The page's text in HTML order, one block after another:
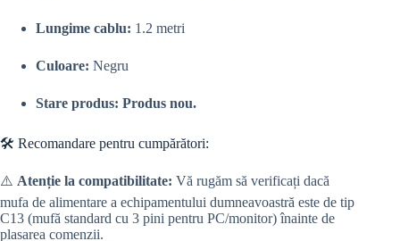
Lungime cablu: 1.2 metri
Culoare: Negru
Stare produs: Produs nou.
🛠️ Recomandare pentru cumpărători:
⚠️ Atenție la compatibilitate: Vă rugăm să verificați dacă
mufa de alimentare a echipamentului dumneavoastră este de tip
C13 (mufă standard cu 3 pini pentru PC/monitor) înainte de
plasarea comenzii.